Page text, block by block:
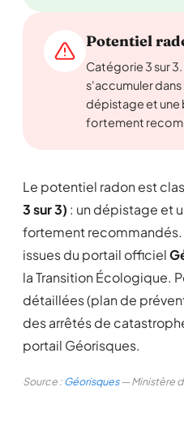
Potentiel
Catégorie 3 sur
s'accumuler
dépistage et une
fortement
Le potentiel radon est
3 sur 3) : un dépistage et
fortement
issues du portail officiel
la Transition Écologique.
détaillées (plan de
des arrêtés de
portail Géorisques.
Source :Géorisques— Ministère